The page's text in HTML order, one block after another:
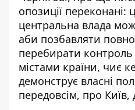
опозиції переконані:
центральна влада
аби позбавляти
перебирати
містами країни, чиє
демонструє власні
передовсім, про